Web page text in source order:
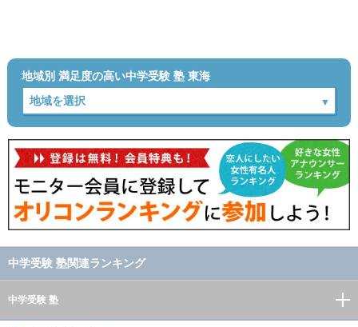
地域別 満足度の高い中学受験 塾 東海
中学受験 塾関連ランキング
中学受験 塾